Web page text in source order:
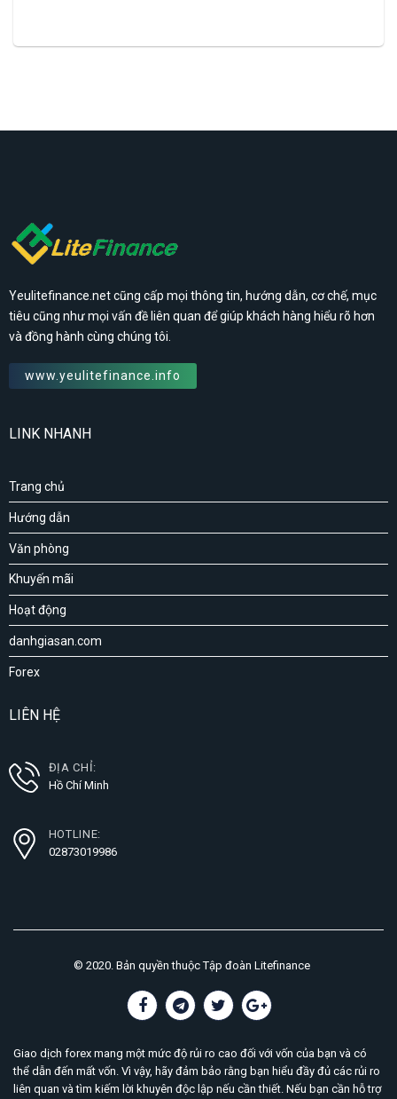
Yeulitefinance.net cũng cấp mọi thông tin, hướng dẫn, cơ chế, mục
tiêu cũng như mọi vấn đề liên quan để giúp khách hàng hiểu rõ hơn
và đồng hành cùng chúng tôi.
www.yeulitefinance.info
LINK NHANH
Trang chủ
Hướng dẫn
Văn phòng
Khuyến mãi
Hoạt động
danhgiasan.com
Forex
LIÊN HỆ
ĐỊA CHỈ:
Hồ Chí Minh
HOTLINE:
02873019986
© 2020. Bản quyền thuộc Tập đoàn Litefinance
Giao dịch forex mang một mức độ rủi ro cao đối với vốn của bạn và có
thể dẫn đến mất vốn. Vì vậy, hãy đảm bảo rằng bạn hiểu đầy đủ các rủi ro
liên quan và tìm kiếm lời khuyên độc lập nếu cần thiết. Nếu bạn cần hỗ trợ